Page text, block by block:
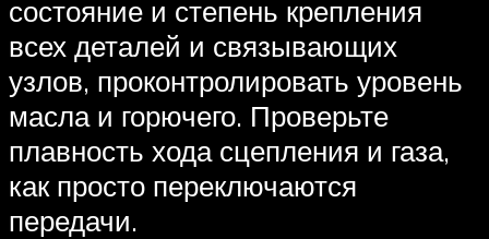
состояние и степень крепления
всех деталей и связывающих
узлов, проконтролировать уровень
масла и горючего. Проверьте
плавность хода сцепления и газа,
как просто переключаются
передачи.